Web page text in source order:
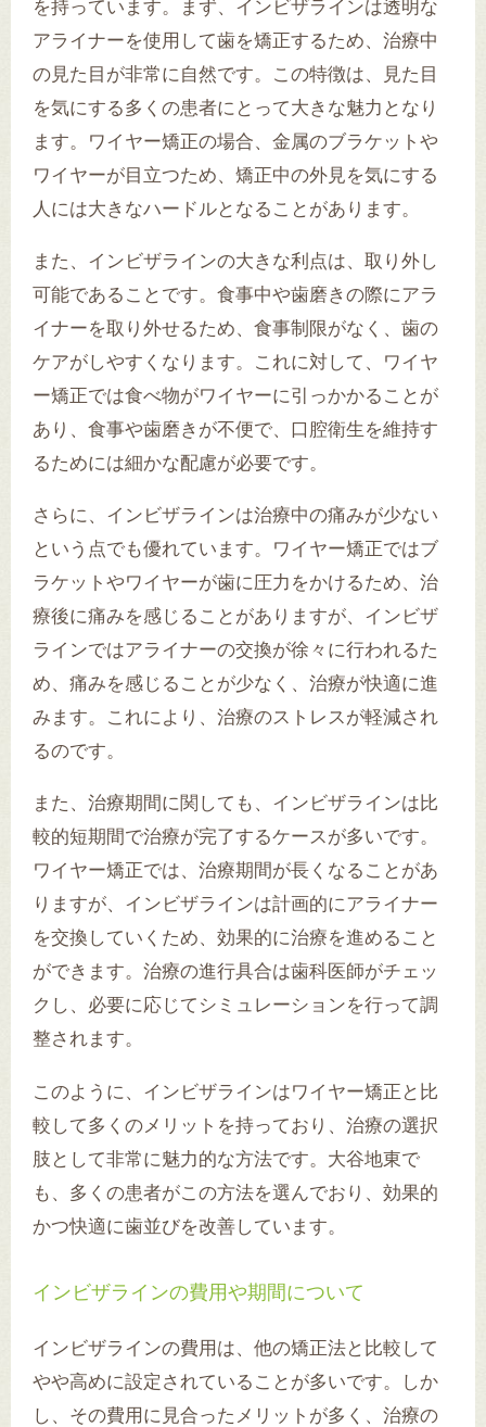
を持っています。まず、インビザラインは透明な
アライナーを使用して歯を矯正するため、治療中
の見た目が非常に自然です。この特徴は、見た目
を気にする多くの患者にとって大きな魅力となり
ます。ワイヤー矯正の場合、金属のブラケットや
ワイヤーが目立つため、矯正中の外見を気にする
人には大きなハードルとなることがあります。
また、インビザラインの大きな利点は、取り外し
可能であることです。食事中や歯磨きの際にアラ
イナーを取り外せるため、食事制限がなく、歯の
ケアがしやすくなります。これに対して、ワイヤ
ー矯正では食べ物がワイヤーに引っかかることが
あり、食事や歯磨きが不便で、口腔衛生を維持す
るためには細かな配慮が必要です。
さらに、インビザラインは治療中の痛みが少ない
という点でも優れています。ワイヤー矯正ではブ
ラケットやワイヤーが歯に圧力をかけるため、治
療後に痛みを感じることがありますが、インビザ
ラインではアライナーの交換が徐々に行われるた
め、痛みを感じることが少なく、治療が快適に進
みます。これにより、治療のストレスが軽減され
るのです。
また、治療期間に関しても、インビザラインは比
較的短期間で治療が完了するケースが多いです。
ワイヤー矯正では、治療期間が長くなることがあ
りますが、インビザラインは計画的にアライナー
を交換していくため、効果的に治療を進めること
ができます。治療の進行具合は歯科医師がチェッ
クし、必要に応じてシミュレーションを行って調
整されます。
このように、インビザラインはワイヤー矯正と比
較して多くのメリットを持っており、治療の選択
肢として非常に魅力的な方法です。大谷地東で
も、多くの患者がこの方法を選んでおり、効果的
かつ快適に歯並びを改善しています。
インビザラインの費用や期間について
インビザラインの費用は、他の矯正法と比較して
やや高めに設定されていることが多いです。しか
し、その費用に見合ったメリットが多く、治療の